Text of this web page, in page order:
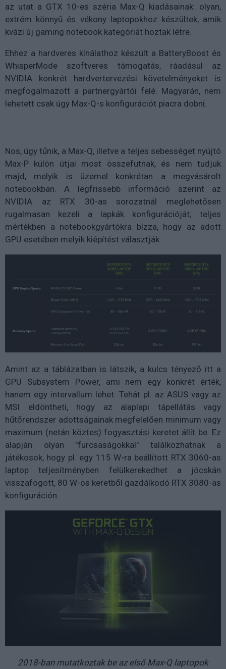
az utat a GTX 10-es széria Max-Q kiadásainak: olyan,
extrém könnyű és vékony laptopokhoz készültek, amik
kvázi új gaming notebook kategóriát hoztak létre.
Ehhez a hardveres kínálathoz készült a BatteryBoost és
WhisperMode szoftveres támogatás, ráadásul az
NVIDIA konkrét hardvertervezési követelményeket is
megfogalmazott a partnergyártói felé. Magyarán, nem
lehetett csak úgy Max-Q-s konfigurációt piacra dobni.
Nos, úgy tűnik, a Max-Q, illetve a teljes sebességet nyújtó
Max-P külön útjai most összefutnak, és nem tudjuk
majd, melyik is üzemel konkrétan a megvásárolt
notebookban. A legfrissebb információ szerint az
NVIDIA az RTX 30-as sorozatnál meglehetősen
rugalmasan kezeli a lapkák konfigurációját; teljes
mértékben a notebookgyártókra bízza, hogy az adott
GPU esetében melyik kiépítést választják.
Amint az a táblázatban is látszik, a kulcs tényező itt a
GPU Subsystem Power, ami nem egy konkrét érték,
hanem egy intervallum lehet. Tehát pl. az ASUS vagy az
MSI eldöntheti, hogy az alaplapi tápellátás vagy
hűtőrendszer adottságainak megfelelően minimum vagy
maximum (netán köztes) fogyasztási keretet állít be. Ez
alapján olyan "furcsaságokkal" találkozhatnak a
játékosok, hogy pl. egy 115 W-ra beállított RTX 3060-as
laptop teljesítményben felülkerekedhet a jócskán
visszafogott, 80 W-os keretből gazdálkodó RTX 3080-as
konfiguráción.
2018-ban mutatkoztak be az első Max-Q laptopok